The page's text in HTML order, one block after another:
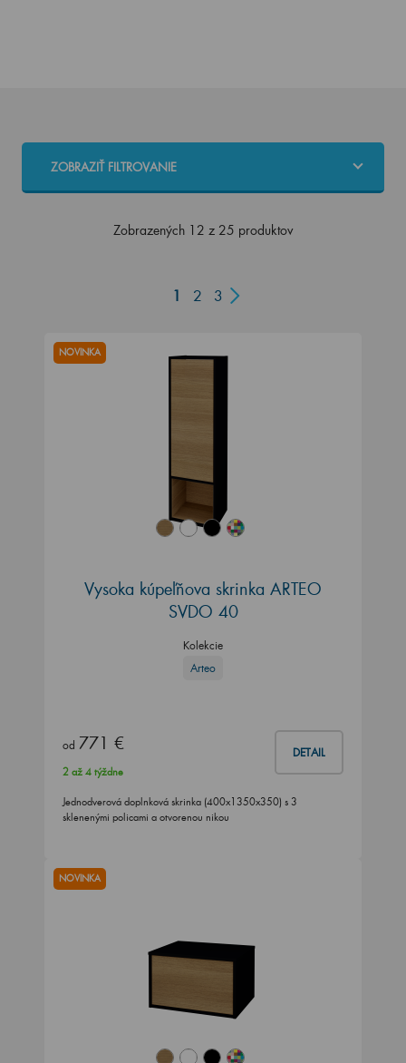
ZOBRAZIŤ FILTROVANIE
Zobrazených 12 z 25 produktov
1 2 3
NOVINKA
Vysoka kúpeľňova skrinka ARTEO
SVDO 40
Kolekcie
Arteo
od 771 € DETAIL
2 až 4 týždne
Jednodverová doplnková skrinka (400x1350x350) s 3
sklenenými policami a otvorenou nikou
NOVINKA